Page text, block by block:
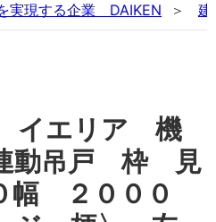
実現する企業 DAIKEN 建
イエリア 機
動吊戸 枠 見
幅 ２０００